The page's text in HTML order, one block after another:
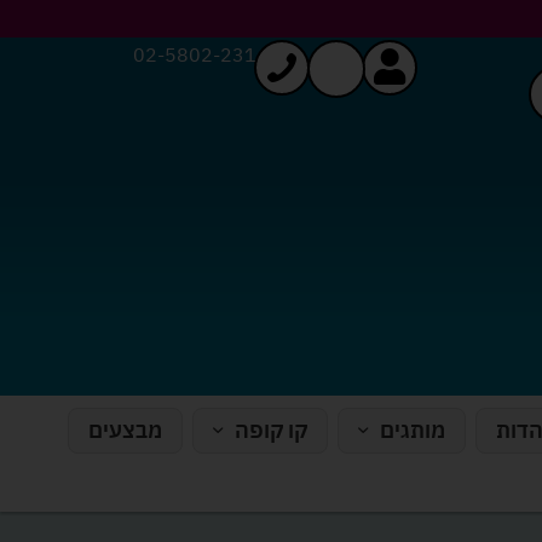
02-5802-231
מותגים קו קופה
מבצעים